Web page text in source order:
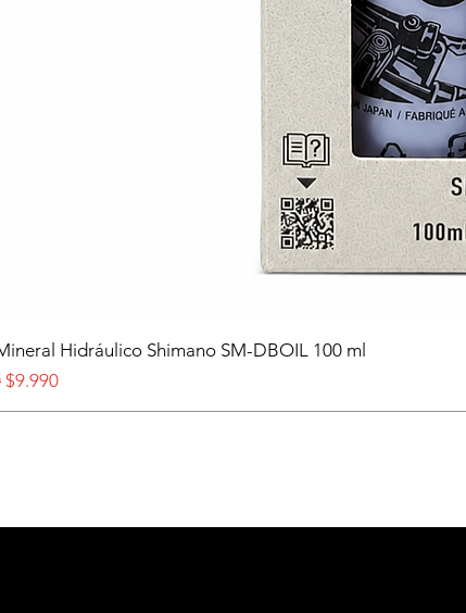
Hidráulico Shimano SM-DBOIL 100 ml
Precio de oferta
$9.990